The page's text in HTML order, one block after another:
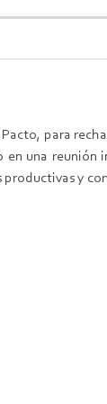
para
en una reunión
productivas y